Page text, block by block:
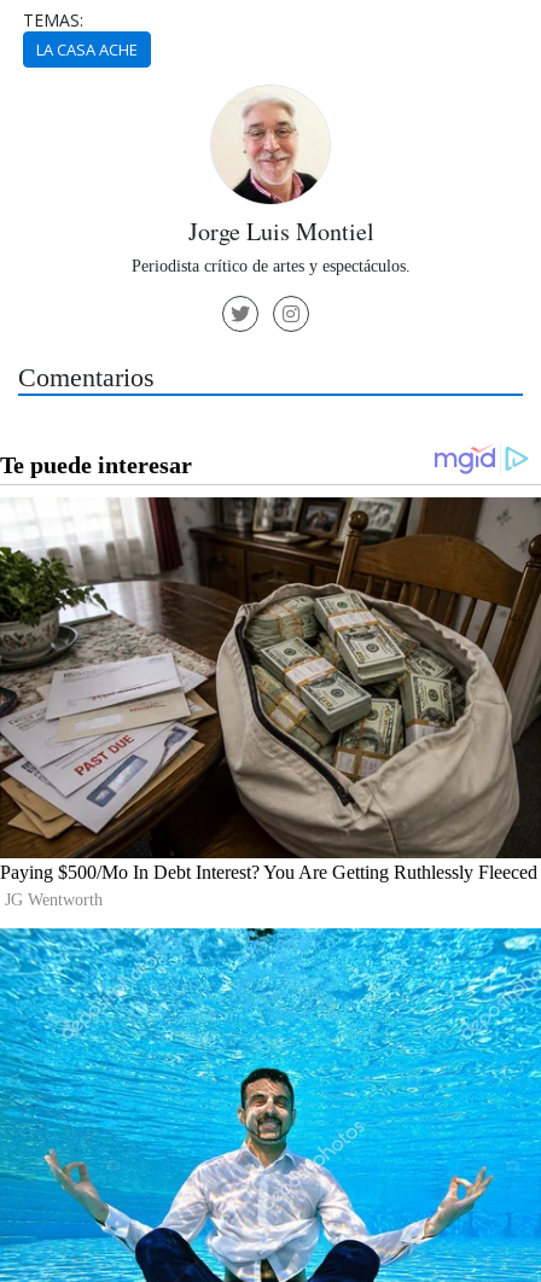
TEMAS:
LA CASA ACHE
Jorge Luis Montiel
Periodista crítico de artes y espectáculos.
Comentarios